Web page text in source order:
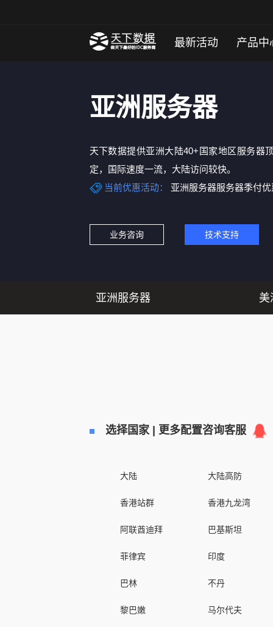
最新活动 产品中
亚洲服务器
天下数据提供亚洲大陆40+国家地区服务器
定，国际速度一流，大陆访问较快。
当前优惠活动：
亚洲服务器服务器季付优
业务咨询 技术支持
亚洲服务器 美
选择国家 | 更多配置咨询客服
大陆 大陆高防
香港站群 香港九龙湾
阿联酋迪拜 巴基斯坦
菲律宾 印度
巴林 不丹
黎巴嫩 马尔代夫